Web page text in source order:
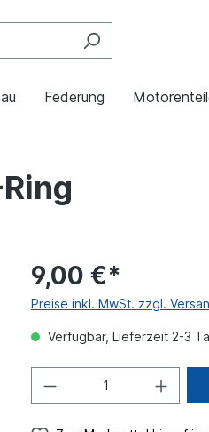
Federung
9,00 €*
Preise inkl. MwSt. zzgl.
Verfügbar, Lieferzeit 2-3